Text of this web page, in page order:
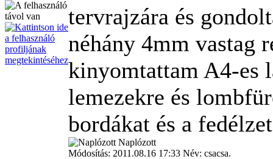
tervrajzára és
néhány 4mm vastag
kinyomtattam A4-es
lemezekre és
bordákat és a
Naplózott
Módosítás: 2011.08.16 17:33 Név: csacsa.